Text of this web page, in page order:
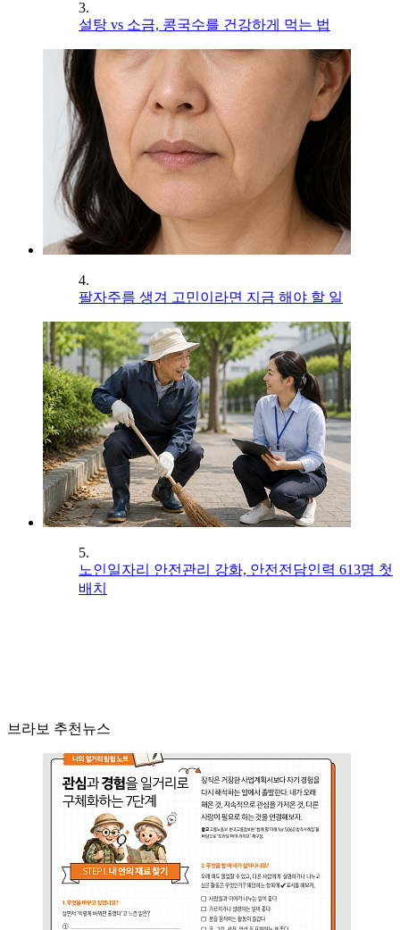
3.
설탕 vs 소금, 콩국수를 건강하게 먹는 법
4.
팔자주름 생겨 고민이라면 지금 해야 할 일
5.
노인일자리 안전관리 강화, 안전전담인력 613명 첫
배치
브라보 추천뉴스